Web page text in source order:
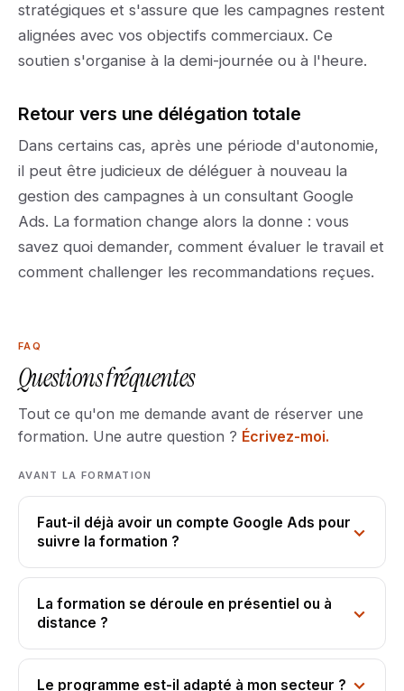
stratégiques et s'assure que les campagnes restent
alignées avec vos objectifs commerciaux. Ce
soutien s'organise à la demi-journée ou à l'heure.
Retour vers une délégation totale
Dans certains cas, après une période d'autonomie,
il peut être judicieux de déléguer à nouveau la
gestion des campagnes à un consultant Google
Ads. La formation change alors la donne : vous
savez quoi demander, comment évaluer le travail et
comment challenger les recommandations reçues.
FAQ
Questions fréquentes
Tout ce qu'on me demande avant de réserver une
formation. Une autre question ? Écrivez-moi.
AVANT LA FORMATION
Faut-il déjà avoir un compte Google Ads pour
suivre la formation ?
La formation se déroule en présentiel ou à
distance ?
Le programme est-il adapté à mon secteur ?